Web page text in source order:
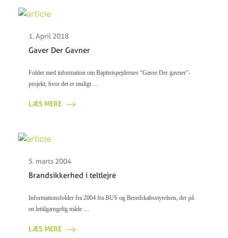
1. April 2018
Gaver Der Gavner
Folder med information om Baptistspejdernes “Gaver Der gavner”-
projekt, hvor det er muligt …
LÆS MERE
5. marts 2004
Brandsikkerhed i teltlejre
Informationsfolder fra 2004 fra BUS og Beredskabsstyrelsen, der på
en lettilgængelig måde …
LÆS MERE